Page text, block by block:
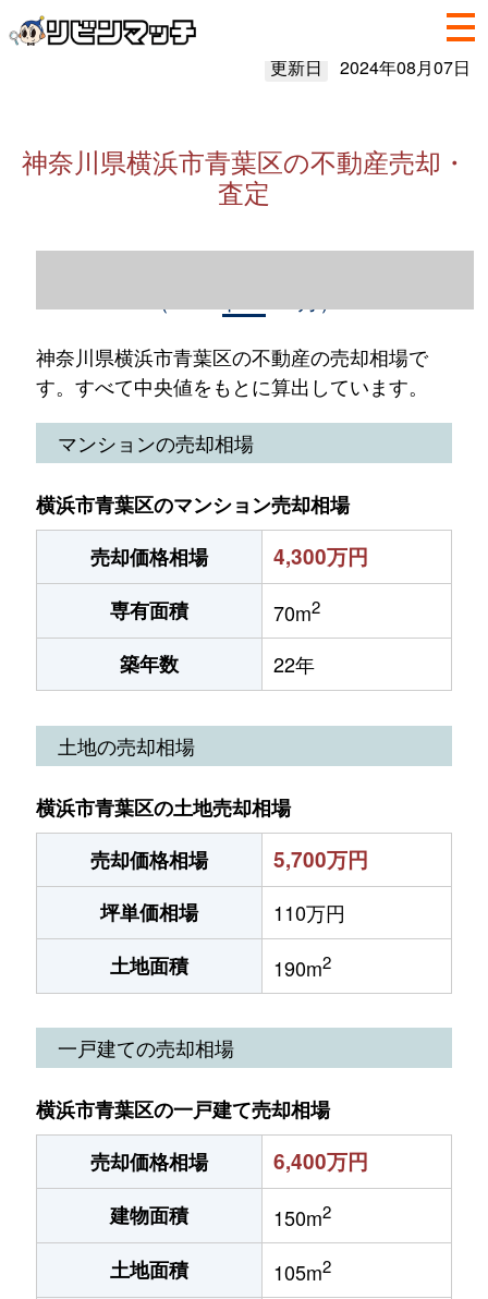
更新日 2024年08月07日
神奈川県横浜市青葉区の不動産売却・
査定
神奈川県横浜市青葉区の不動産の売却相場で
す。すべて中央値をもとに算出しています。
マンションの売却相場
横浜市青葉区のマンション売却相場
売却価格相場
4,300万円
専有面積 70m2
築年数 22年
土地の売却相場
横浜市青葉区の土地売却相場
売却価格相場
5,700万円
坪単価相場
110万円
土地面積
190m2
一戸建ての売却相場
横浜市青葉区の一戸建て売却相場
売却価格相場
6,400万円
建物面積 150m2
土地面積 105m2